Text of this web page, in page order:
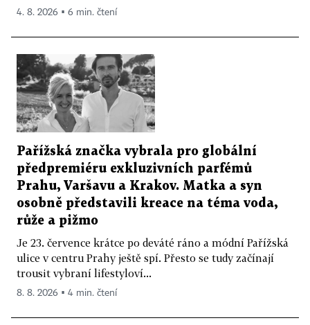
4. 8. 2026 ▪ 6 min. čtení
Pařížská značka vybrala pro globální
předpremiéru exkluzivních parfémů
Prahu, Varšavu a Krakov. Matka a syn
osobně představili kreace na téma voda,
růže a pižmo
Je 23. července krátce po deváté ráno a módní Pařížská
ulice v centru Prahy ještě spí. Přesto se tudy začínají
trousit vybraní lifestyloví...
8. 8. 2026 ▪ 4 min. čtení